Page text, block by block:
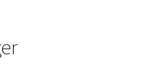
Felge ist für mein G-Modell 2018